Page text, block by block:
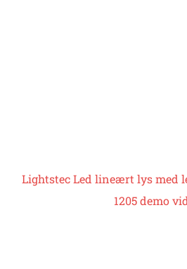
LightstecLed lineært lys med
1205 demo